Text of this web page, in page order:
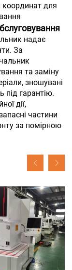
координат для
надає
За
та заміну
зношувані
під гарантію.
дії,
частини
за помірною